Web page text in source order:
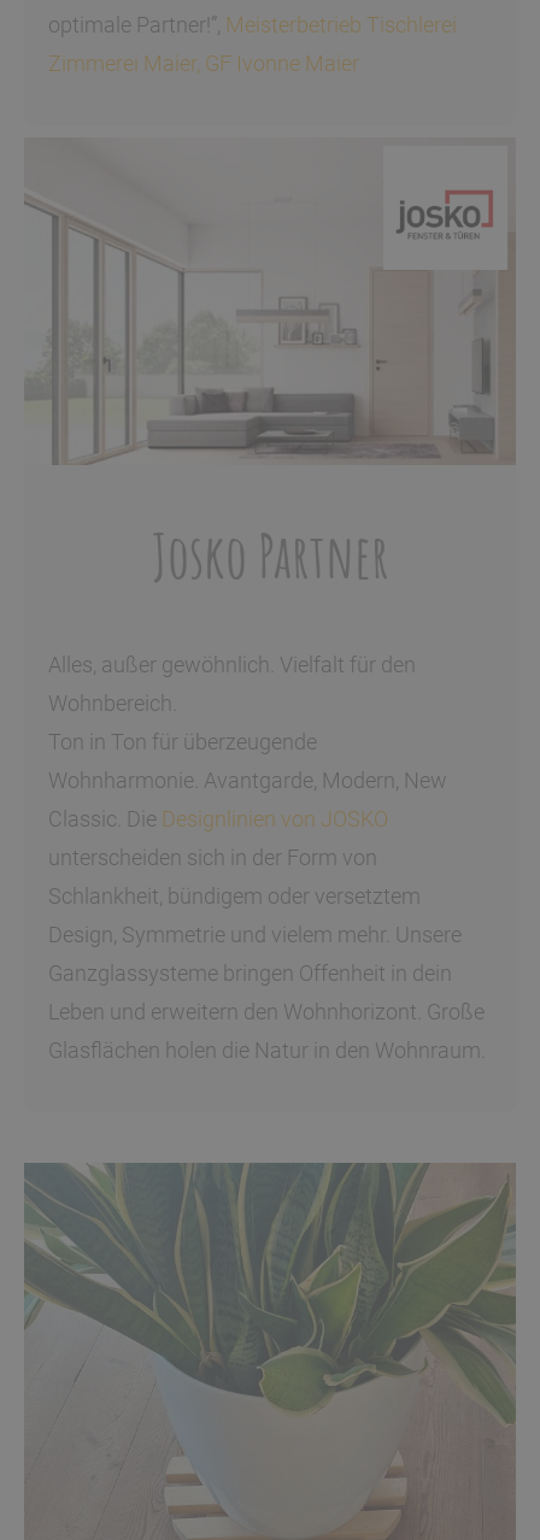
optimale Partner!”, Meisterbetrieb Tischlerei
Zimmerei Maier, GF Ivonne Maier
Josko Partner
Alles, außer gewöhnlich. Vielfalt für den
Wohnbereich.
Ton in Ton für überzeugende
Wohnharmonie. Avantgarde, Modern, New
Classic. Die Designlinien von JOSKO
unterscheiden sich in der Form von
Schlankheit, bündigem oder versetztem
Design, Symmetrie und vielem mehr. Unsere
Ganzglassysteme bringen Offenheit in dein
Leben und erweitern den Wohnhorizont. Große
Glasflächen holen die Natur in den Wohnraum.